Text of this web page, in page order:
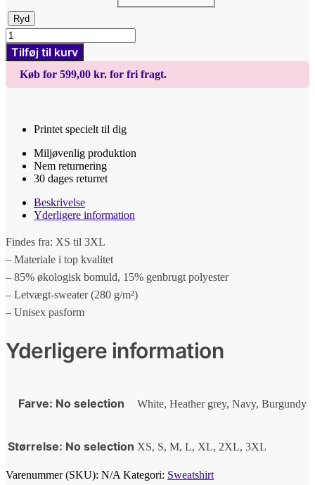
Ryd
Sassy
for
life
Sweatshirt
Tilføj til kurv
Køb for 599,00 kr. for fri fragt.
Printet specielt til dig
Miljøvenlig produktion
Nem returnering
30 dages returret
Beskrivelse
Yderligere information
Findes fra: XS til 3XL
– Materiale i top kvalitet
– 85% økologisk bomuld, 15% genbrugt polyester
– Letvægt-sweater (280 g/m²)
– Unisex pasform
Yderligere information
Farve: No selection White, Heather grey, Navy, Burgundy
Størrelse: No selection XS, S, M, L, XL, 2XL, 3XL
Varenummer (SKU): N/A Kategori: Sweatshirt